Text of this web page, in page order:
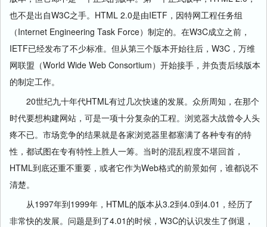
也不是出自W3C之手。HTML 2.0是由IETF，因特网工程任务组
（Internet Engineering Task Force）制定的。在W3C成立之前，
IETF已经发布了不少标准。但从第三个版本开始往后，W3C，万维
网联盟（World Wide Web Consortium）开始接手，并负责后续版本
的制定工作。
20世纪九十年代HTML有过几次快速的发展。众所周知，在那个
时代要想构建网站，可是一项十分复杂的工程。浏览器大战曾令人头
疼不已。市场竞争的结果就是各家浏览器里都塞满了各种专有的特
性，都试图在专有特性上胜人一筹。当时的混乱程度不堪回首，
HTML到底还重不重要，或者它作为Web格式的前景如何，谁都说不
清楚。
从1997年到1999年，HTML的版本从3.2到4.0到4.01，经历了
非常快的发展。问题是到了4.01的时候，W3C的认识发生了倒退，